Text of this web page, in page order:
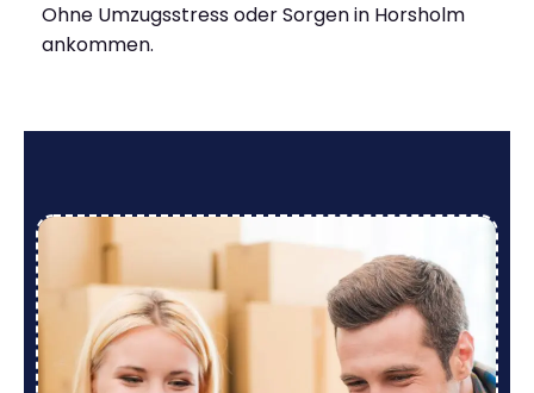
Ohne Umzugsstress oder Sorgen in Horsholm
ankommen.